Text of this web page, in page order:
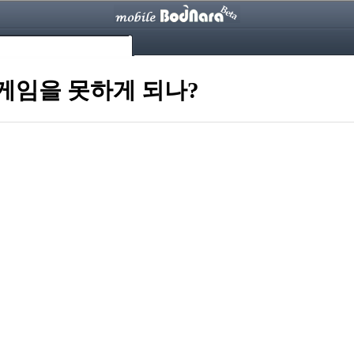
임을 못하게 되나?